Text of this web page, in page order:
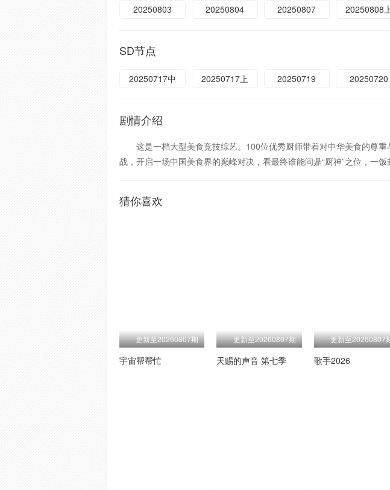
20250803 20250804 20250807 20250808
SD节点
20250717中 20250717上 20250719 20250720
剧情介绍
这是一档大型美食竞技综艺。100位优秀厨师带着对中华美食的尊重
战，开启一场中国美食界的巅峰对决，看最终谁能问鼎“厨神”之位，一饭
猜你喜欢
更新至20260807期
宇宙帮帮忙
更新至20260807期
天赐的声音 第七季
更新至20260807
歌手2026